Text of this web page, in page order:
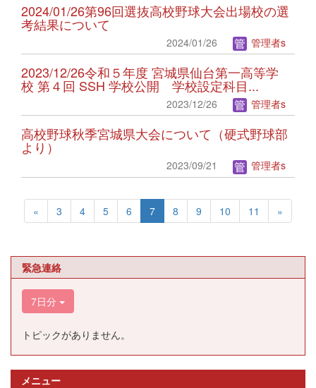
2024/01/26第96回選抜高校野球大会出場校の選
考結果について
2024/01/26 管理者s
2023/12/26令和５年度 宮城県仙台第一高等学
校 第４回 SSH 学校公開 学校設定科目...
2023/12/26 管理者s
高校野球秋季宮城県大会について（硬式野球部
より）
2023/09/21 管理者s
« 3 4 5 6 7 8 9 10 11 »
緊急連絡
7日分
トピックがありません。
メニュー